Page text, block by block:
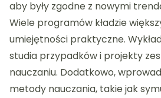
aby były zgodne z nowymi
Wiele programów kładzie
umiejętności praktyczne.
studia przypadków i projekty
nauczaniu. Dodatkowo,
metody nauczania, takie jak